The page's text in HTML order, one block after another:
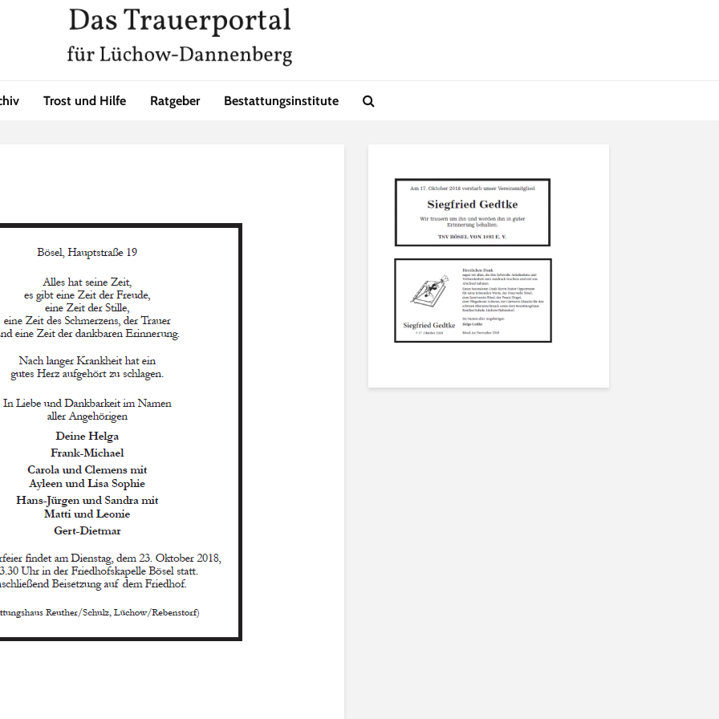
Trost und Hilfe Ratgeber Bestattungsinstitute